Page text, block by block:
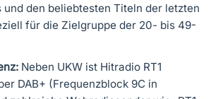
und den beliebtesten Titeln der letzten
für die Zielgruppe der 20- bis 49-
Neben UKW ist Hitradio RT1
DAB+ (Frequenzblock 9C in